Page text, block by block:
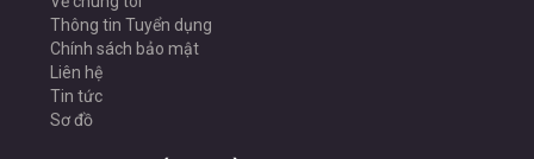
Thông tin Tuyển dụng
Chính sách bảo mật
Liên hệ
Tin tức
Sơ đồ